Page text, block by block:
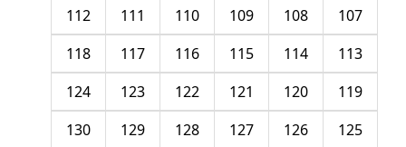
107
108
109
110
111
112
113
114
115
116
117
118
119
120
121
122
123
124
125
126
127
128
129
130